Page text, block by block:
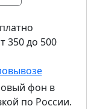
350 до 500
фон в
по России.